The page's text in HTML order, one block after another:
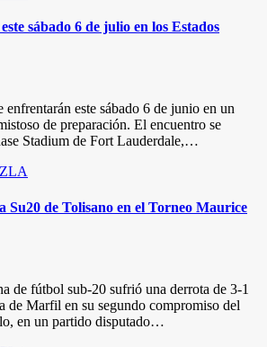
sábado 6 de julio en los Estados
enfrentarán este sábado 6 de junio en un
de preparación. El encuentro se
Stadium de Fort Lauderdale,…
Su20 de Tolisano en el Torneo Maurice
de fútbol sub-20 sufrió una derrota de 3-1
de Marfil en su segundo compromiso del
en un partido disputado…